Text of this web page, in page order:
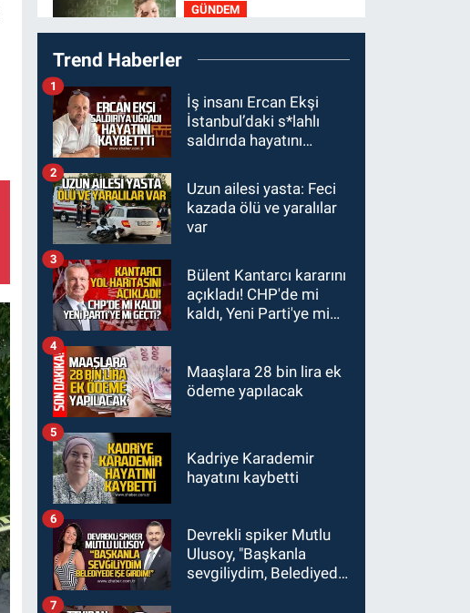
GÜNDEM
21:05Öğretmenlere
Milli Eğitim
haber
GÜNDEM
19:34Zonguldakspor
Bolu'da 3 hazırlık maçı
rakipler...
GÜNDEM
19:27Çaycuma
ırmağında görüldü:
yaşadı
GÜNDEM
19:12TMO kabuklu
fındık alım fiyatlarını
Trend Haberler
İş insanı Ercan Ekşi
İstanbul’daki s*lahlı
saldırıda hayatını
1
Uzun ailesi yasta: Feci
kazada ölü ve yaralılar
var
2
Bülent Kantarcı kararını
açıkladı! CHP'de mi
kaldı, Yeni Parti'ye mi
3
Maaşlara 28 bin lira ek
ödeme yapılacak
4
Kadriye Karademir
hayatını kaybetti
5
Devrekli spiker Mutlu
Ulusoy, "Başkanla
sevgiliydim, Belediyede
6
7